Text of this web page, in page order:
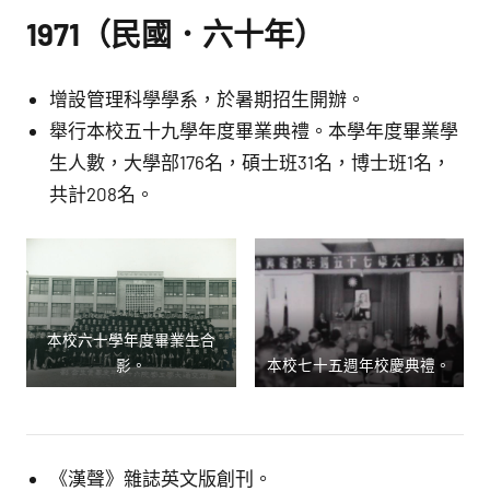
1971（民國．六十年）
增設管理科學學系，於暑期招生開辦。
舉行本校五十九學年度畢業典禮。本學年度畢業學
生人數，大學部176名，碩士班31名，博士班1名，
共計208名。
本校六十學年度畢業生合
影。
本校七十五週年校慶典禮。
《漢聲》雜誌英文版創刊。